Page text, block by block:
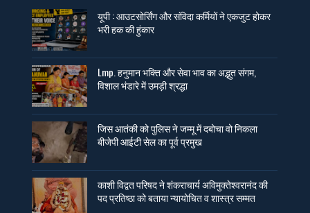
यूपी : आउटसोर्सिंग और संविदा कर्मियों ने एकजुट होकर
भरी हक की हुंकार
Lmp. हनुमान भक्ति और सेवा भाव का अद्भुत संगम,
विशाल भंडारे में उमड़ी श्रद्धा
जिस आतंकी को पुलिस ने जम्मू में दबोचा वो निकला
बीजेपी आईटी सेल का पूर्व प्रमुख
काशी विद्वत परिषद ने शंकराचार्य अविमुक्तेश्वरानंद की
पद प्रतिष्ठा को बताया न्यायोचित व शास्त्र सम्मत